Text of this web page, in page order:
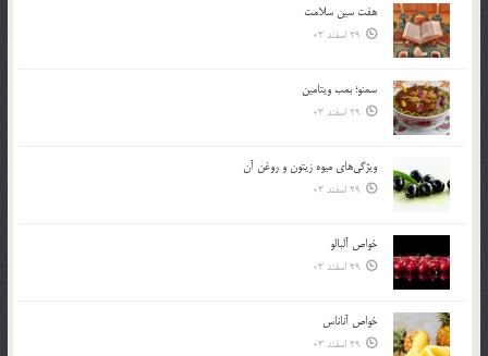
هفت سين سلامت
29 اسفند 03
سمنو؛ بمب ويتامين
29 اسفند 03
ويژگي‌هاي ميوه زيتون و روغن آن
29 اسفند 03
خواص آلبالو
29 اسفند 03
خواص آناناس
29 اسفند 03